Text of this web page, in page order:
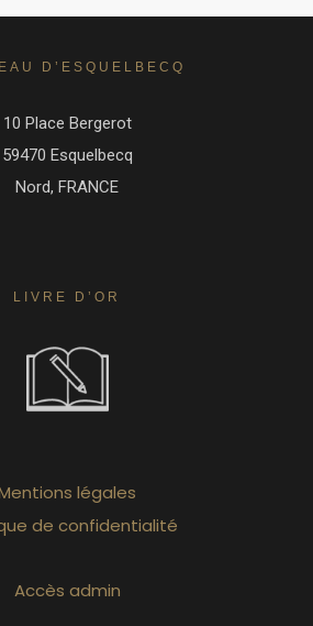
D’ESQUELBECQ
10 Place Bergerot
59470 Esquelbecq
Nord, FRANCE
LIVRE D’OR
légales
de confidentialité
Accès admin